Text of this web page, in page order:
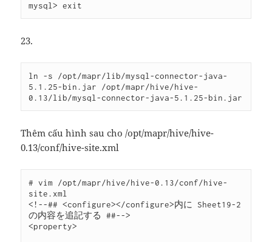
23.
ln -s /opt/mapr/lib/mysql-connector-java-
5.1.25-bin.jar /opt/mapr/hive/hive-
Thêm cấu hình sau cho /opt/mapr/hive/hive-
0.13/conf/hive-site.xml
# vim /opt/mapr/hive/hive-0.13/conf/hive-
site.xml
<!--## <configure></configure>内に Sheet19-2
の内容を追記する ##-->
<property>